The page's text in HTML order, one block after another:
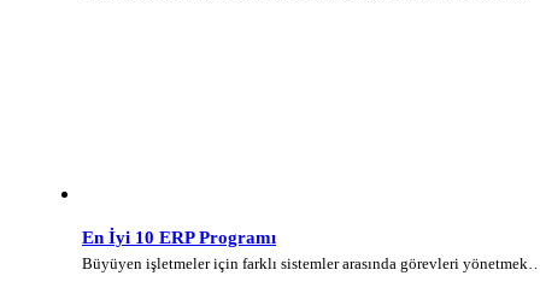
En İyi 10 ERP Programı
Büyüyen işletmeler için farklı sistemler arasında görevleri